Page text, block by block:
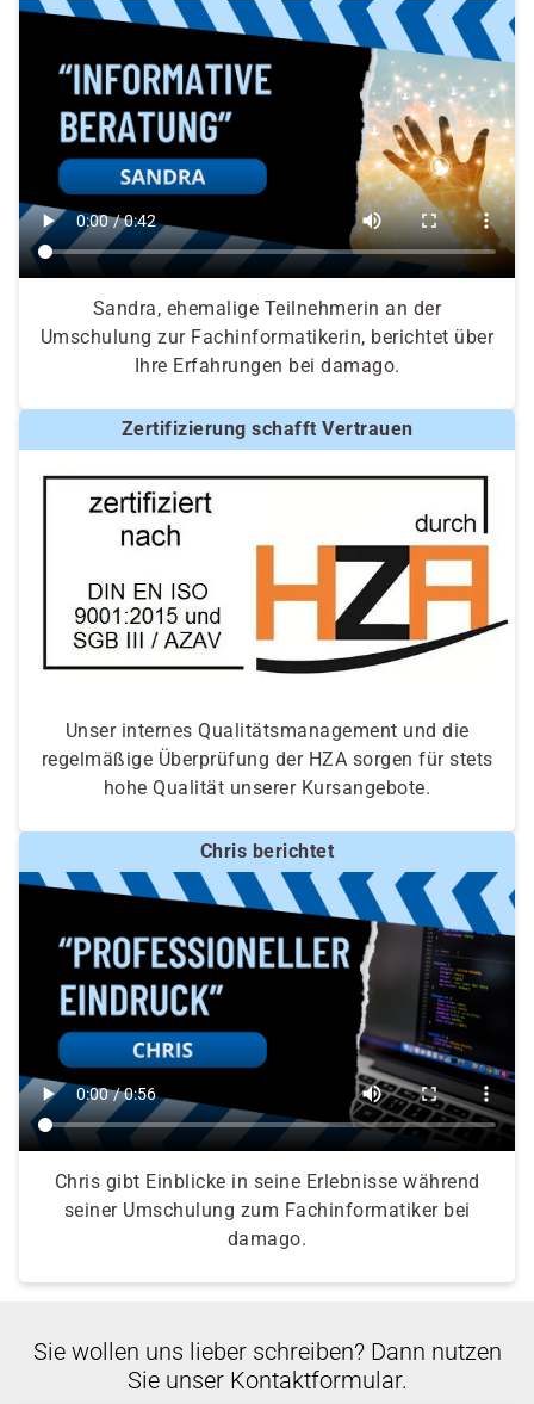
Sandra, ehemalige Teilnehmerin an der
Umschulung zur Fachinformatikerin, berichtet über
Ihre Erfahrungen bei damago.
Zertifizierung schafft Vertrauen
Unser internes Qualitätsmanagement und die
regelmäßige Überprüfung der HZA sorgen für stets
hohe Qualität unserer Kursangebote.
Chris berichtet
Chris gibt Einblicke in seine Erlebnisse während
seiner Umschulung zum Fachinformatiker bei
damago.
Sie wollen uns lieber schreiben? Dann nutzen
Sie unser Kontaktformular.